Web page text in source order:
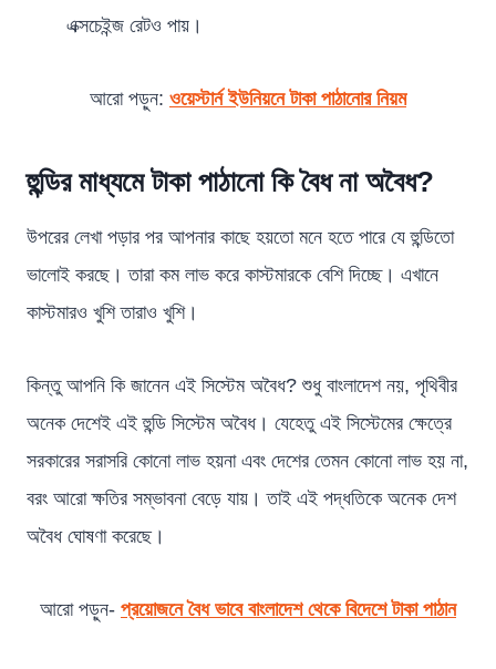
এক্সচেইন্জ রেটও পায়।
আরো পড়ুন: ওয়েস্টার্ন ইউনিয়নে টাকা পাঠানোর নিয়ম
হুন্ডির মাধ্যমে টাকা পাঠানো কি বৈধ না অবৈধ?
উপরের লেখা পড়ার পর আপনার কাছে হয়তো মনে হতে পারে যে হুন্ডিতো
ভালোই করছে। তারা কম লাভ করে কাস্টমারকে বেশি দিচ্ছে। এখানে
কাস্টমারও খুশি তারাও খুশি।
কিন্তু আপনি কি জানেন এই সিস্টেম অবৈধ? শুধু বাংলাদেশ নয়, পৃথিবীর
অনেক দেশেই এই হুন্ডি সিস্টেম অবৈধ। যেহেতু এই সিস্টেমের ক্ষেত্রে
সরকারের সরাসরি কোনো লাভ হয়না এবং দেশের তেমন কোনো লাভ হয় না,
বরং আরো ক্ষতির সম্ভাবনা বেড়ে যায়। তাই এই পদ্ধতিকে অনেক দেশ
অবৈধ ঘোষণা করেছে।
আরো পড়ুন- প্রয়োজনে বৈধ ভাবে বাংলাদেশ থেকে বিদেশে টাকা পাঠান